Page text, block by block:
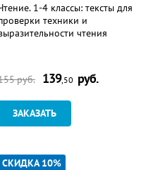
1-4 классы: тексты для
техники и
чтения
руб. 139,50 руб.
ЗАКАЗАТЬ
СКИДКА 10%